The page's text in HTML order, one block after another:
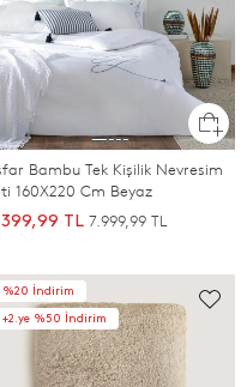
Bambu Tek Kişilik Nevresim
160X220 Cm Beyaz
TL 7.999,99 TL
%20 İndirim
+2.ye %50 İndirim